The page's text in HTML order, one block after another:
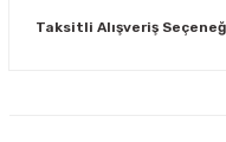
Taksitli Alışveriş